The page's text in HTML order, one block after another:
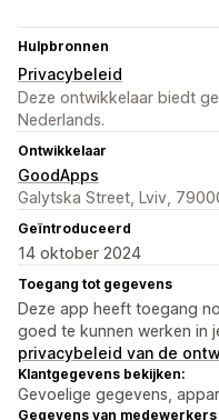
Hulpbronnen
Privacybeleid
Deze ontwikkelaar biedt
Nederlands.
Ontwikkelaar
GoodApps
Galytska Street, Lviv,
Geïntroduceerd
14 oktober 2024
Toegang tot gegevens
Deze app heeft toegang
goed te kunnen werken in
privacybeleid van de
Klantgegevens bekijken:
Gevoelige gegevens,
Gegevens van